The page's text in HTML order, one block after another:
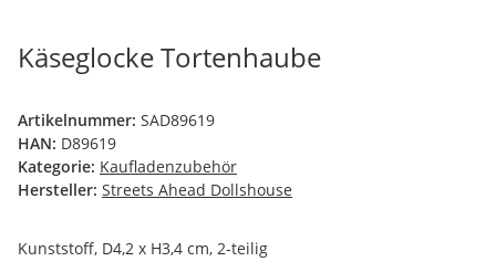
Käseglocke Tortenhaube
Artikelnummer: SAD89619
HAN: D89619
Kategorie: Kaufladenzubehör
Hersteller: Streets Ahead Dollshouse
Kunststoff, D4,2 x H3,4 cm, 2-teilig